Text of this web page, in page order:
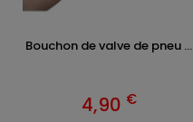
Bouchon de valve de pneu ...
4,90 €